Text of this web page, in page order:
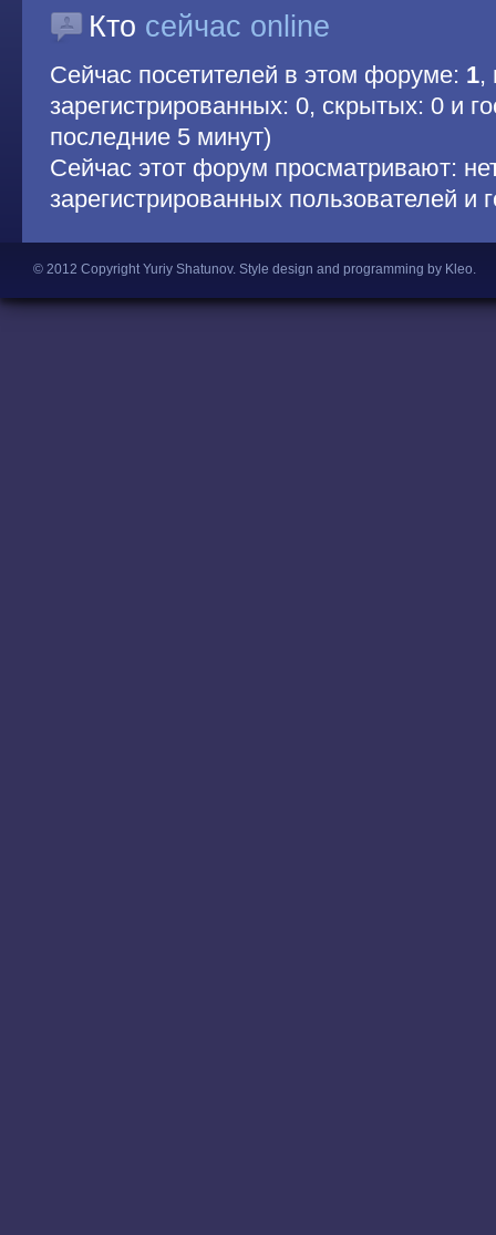
Кто сейчас online
Сейчас посетителей в этом форуме: 1,
зарегистрированных: 0, скрытых: 0 и
последние 5 минут)
Сейчас этот форум просматривают:
зарегистрированных пользователей и
© 2012 Copyright Yuriy Shatunov. Style design and programming by Kleo.